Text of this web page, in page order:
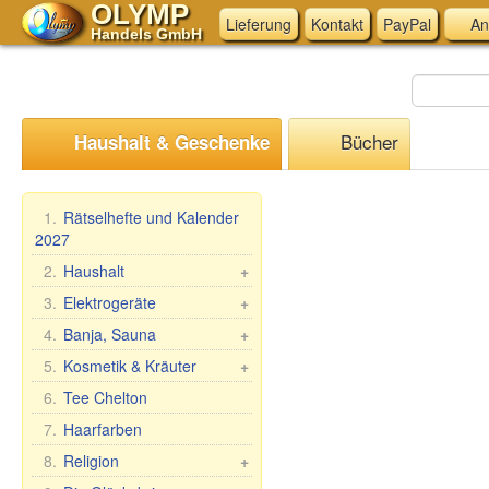
OLYMP
Handels GmbH Lieferung Kontakt PayPal
Haushalt & Geschenke Bücher
1. Rätselhefte und Kalender
2027
+
2. Haushalt
Mangal, Grills
Spieße
Dampfkocher
Haushaltswaren
Waschen und Reinigen
Teig- &
Maultaschenformen &
+
3. Elektrogeräte
Küchen-Elektrogeräte
Andere Elektrogeräte
+
4. Banja, Sauna
Saunareisig
Saunabekleidung
Saunazubehör
Kosmetik
Sauna/Badewanne
+
5. Kosmetik & Kräuter
Geschenk-Sets
Babuschka Agafia
Repejnik (Klette)
Pferdelinie
6. Tee Chelton
7. Haarfarben
+
8. Religion